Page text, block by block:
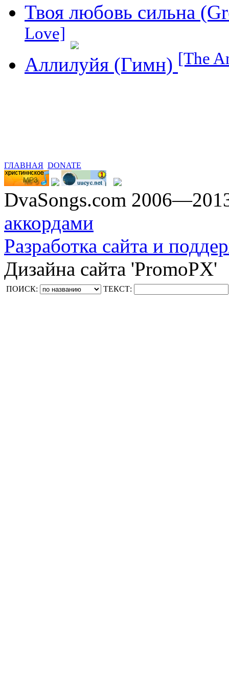
Твоя любовь сильна
Love]
Аллилуйя (Гимн) [The
ГЛАВНАЯ DONATE
DvaSongs.com
аккордами
Разработка сайта и
Дизайна сайта 'PromoPX'
ПОИСК: ТЕКСТ: